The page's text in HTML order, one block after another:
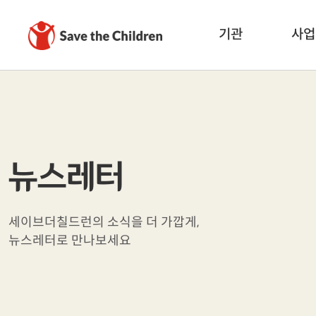
기관 사업
뉴스레터
세이브더칠드런의 소식을 더 가깝게,
뉴스레터로 만나보세요